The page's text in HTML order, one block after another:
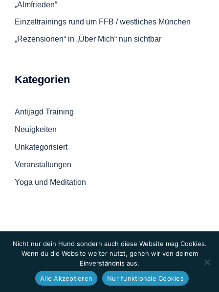
„Almfrieden“
Einzeltrainings rund um FFB / westliches München
„Rezensionen“ in „Über Mich“ nun sichtbar
Kategorien
Antijagd Training
Neuigkeiten
Unkategorisiert
Veranstaltungen
Yoga und Meditation
© 2026 Hunde-Checkpoint
Nicht nur dein Hund sondern auch diese Website mag Cookies.
Wenn du die Website weiter nutzt, gehen wir von deinem
Einverständnis aus.
Alle Akzeptieren
Nur funktionale Cookies